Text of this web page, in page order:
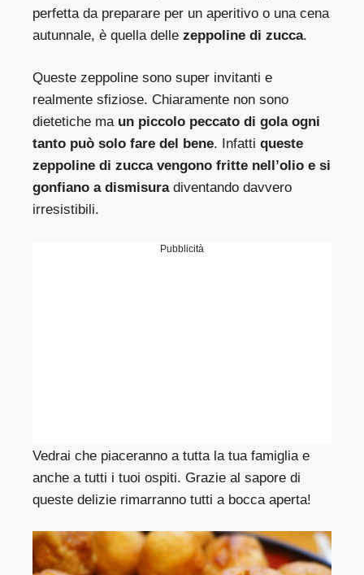
perfetta da preparare per un aperitivo o una cena
autunnale, è quella dellezeppoline di zucca.
Queste zeppoline sono super invitanti e
realmente sfiziose. Chiaramente non sono
dietetiche ma un piccolo peccato di gola ogni
tanto può solo fare del bene. Infattiqueste
zeppoline di zucca vengono fritte nell’olio e si
gonfiano a dismisuradiventando davvero
irresistibili.
Pubblicità
Vedrai che piaceranno a tutta la tua famiglia e
anche a tutti i tuoi ospiti. Grazie al sapore di
queste delizie rimarranno tutti a bocca aperta!